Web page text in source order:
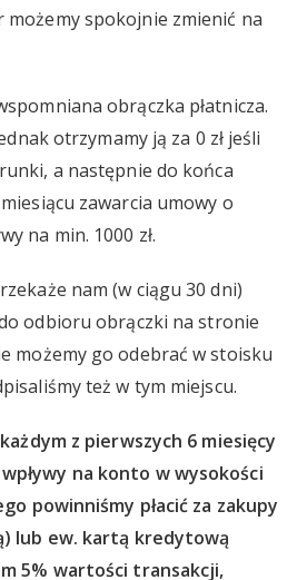
możemy spokojnie zmienić na
obrączka płatnicza.
otrzymamy ją za 0 zł jeśli
a następnie do końca
zawarcia umowy o
na min. 1000 zł.
nam (w ciągu 30 dni)
odbioru obrączki na stronie
możemy go odebrać w stoisku
też w tym miejscu.
z pierwszych 6 miesięcy
na konto w wysokości
powinniśmy płacić za zakupy
lub ew. kartą kredytową
5% wartości transakcji,